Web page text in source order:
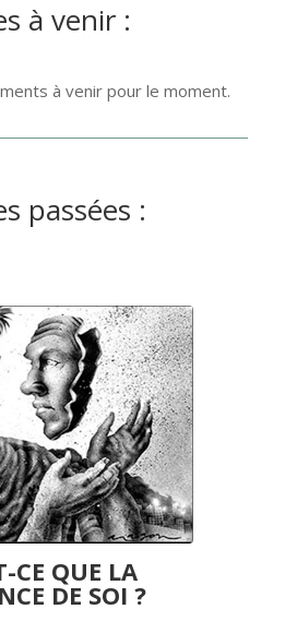
à venir :
à venir pour le moment.
passées :
CE QUE LA
DE SOI ?